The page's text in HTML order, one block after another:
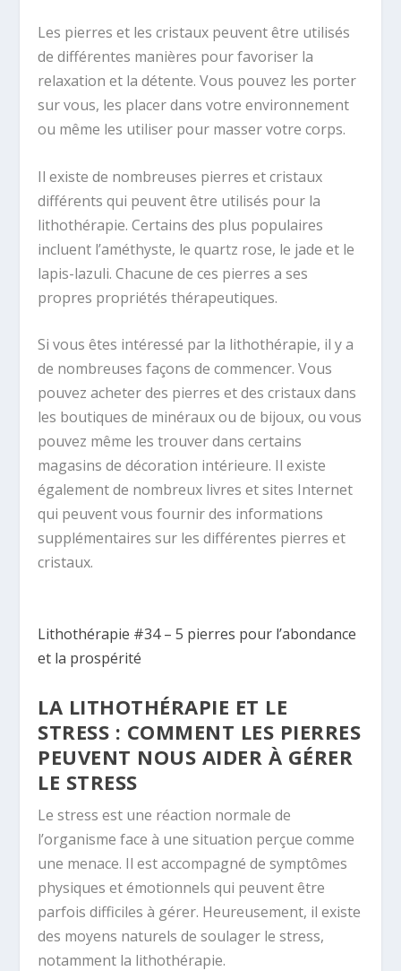
Les pierres et les cristaux peuvent être utilisés
de différentes manières pour favoriser la
relaxation et la détente. Vous pouvez les porter
sur vous, les placer dans votre environnement
ou même les utiliser pour masser votre corps.
Il existe de nombreuses pierres et cristaux
différents qui peuvent être utilisés pour la
lithothérapie. Certains des plus populaires
incluent l’améthyste, le quartz rose, le jade et le
lapis-lazuli. Chacune de ces pierres a ses
propres propriétés thérapeutiques.
Si vous êtes intéressé par la lithothérapie, il y a
de nombreuses façons de commencer. Vous
pouvez acheter des pierres et des cristaux dans
les boutiques de minéraux ou de bijoux, ou vous
pouvez même les trouver dans certains
magasins de décoration intérieure. Il existe
également de nombreux livres et sites Internet
qui peuvent vous fournir des informations
supplémentaires sur les différentes pierres et
cristaux.
Lithothérapie #34 – 5 pierres pour l’abondance
et la prospérité
LA LITHOTHÉRAPIE ET LE
STRESS : COMMENT LES PIERRES
PEUVENT NOUS AIDER À GÉRER
LE STRESS
Le stress est une réaction normale de
l’organisme face à une situation perçue comme
une menace. Il est accompagné de symptômes
physiques et émotionnels qui peuvent être
parfois difficiles à gérer. Heureusement, il existe
des moyens naturels de soulager le stress,
notamment la lithothérapie.